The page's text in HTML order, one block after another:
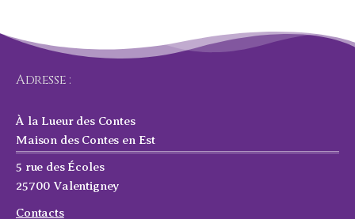
Adresse :
À la Lueur des Contes
Maison des Contes en Est
5 rue des Écoles
25700 Valentigney
Contacts